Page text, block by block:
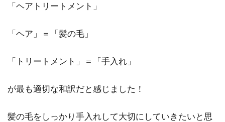
「ヘアトリートメント」
「ヘア」＝「髪の毛」
「トリートメント」＝「手入れ」
が最も適切な和訳だと感じました！
髪の毛をしっかり手入れして大切にしていきたいと思